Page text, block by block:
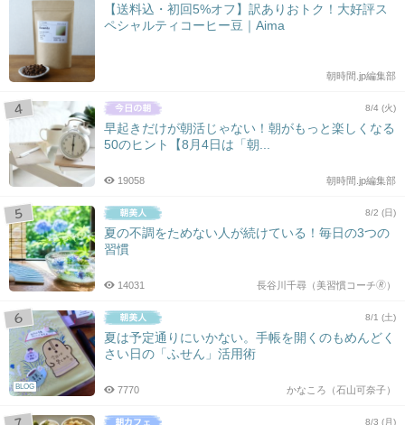
【送料込・初回5%オフ】訳ありおトク！大好評ス
ペシャルティコーヒー豆｜Aima
朝時間.jp編集部
8/4 (火)
早起きだけが朝活じゃない！朝がもっと楽しくなる
50のヒント【8月4日は「朝...
朝時間.jp編集部
19058
8/2 (日)
夏の不調をためない人が続けている！毎日の3つの
習慣
長谷川千尋（美習慣コーチ🄬）
14031
BLOG
8/1 (土)
夏は予定通りにいかない。手帳を開くのもめんどく
さい日の「ふせん」活用術
かなころ（石山可奈子）
7770
8/3 (月)